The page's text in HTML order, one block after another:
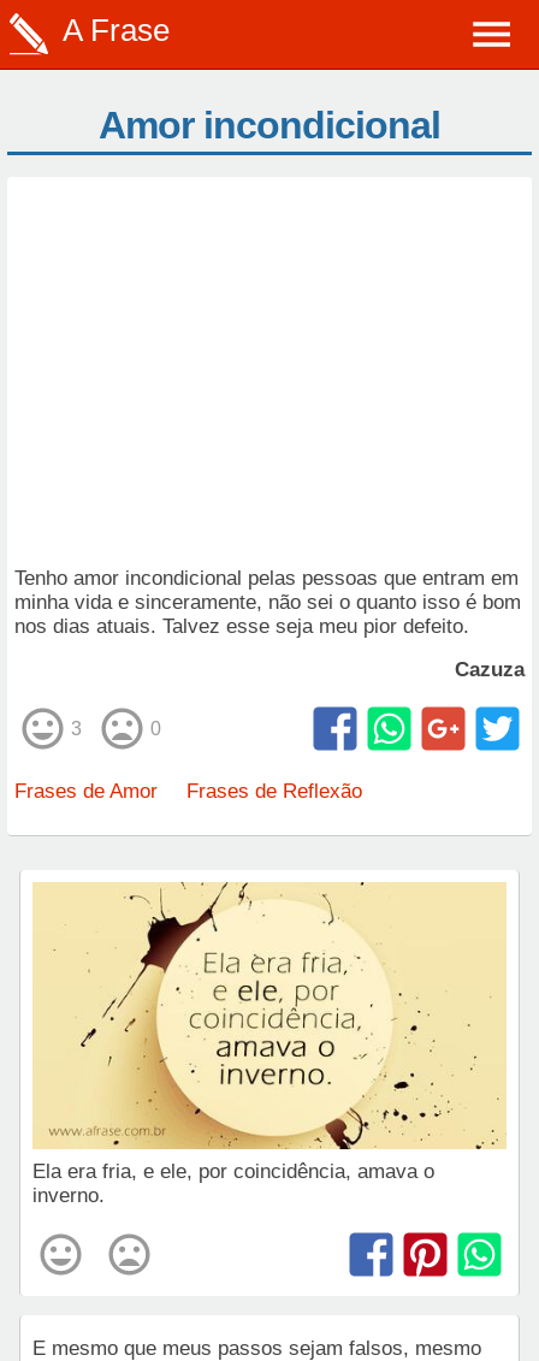
A Frase
Amor incondicional
Tenho amor incondicional pelas pessoas que entram em
minha vida e sinceramente, não sei o quanto isso é bom
nos dias atuais. Talvez esse seja meu pior defeito.
Cazuza
3 0
Frases de Amor Frases de Reflexão
Ela era fria, e ele, por coincidência, amava o
inverno.
E mesmo que meus passos sejam falsos, mesmo